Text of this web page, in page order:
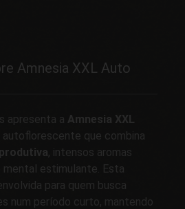
Amnesia XXL Auto
apresenta a Amnesia XXL
autoflorescente que combina
produtiva, intensos aromas
estimulante. Esta
para quem busca
num período curto, mantendo